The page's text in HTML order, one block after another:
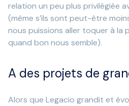
relation un peu plus privilégiée
(même s’ils sont peut-être
nous puissions aller toquer à la
quand bon nous semble).
A des projets de
Alors que Legacio grandit et